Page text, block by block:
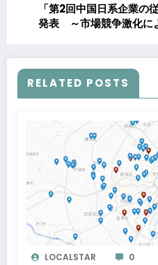
「第2回中国日系企業の
発表 ～市場競争激化に
RELATED POSTS
LOCALSTAR 0